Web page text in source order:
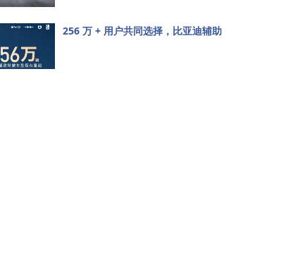
256 万 + 用户共同选择，比亚迪辅助